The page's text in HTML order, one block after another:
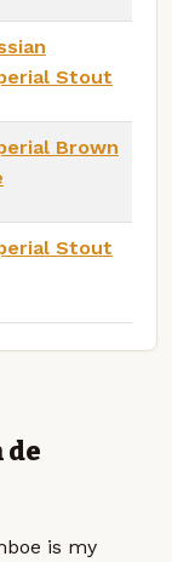
Stout
Brown
Stout
de
is my